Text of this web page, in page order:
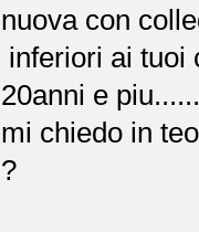
nuova con
inferiori ai tuoi
20anni e piu......
mi chiedo in
?